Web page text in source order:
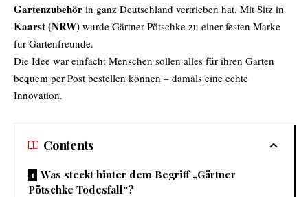
Gartenzubehör in ganz Deutschland vertrieben hat. Mit Sitz in
Kaarst (NRW) wurde Gärtner Pötschke zu einer festen Marke
für Gartenfreunde.
Die Idee war einfach: Menschen sollen alles für ihren Garten
bequem per Post bestellen können – damals eine echte
Innovation.
Contents
Was steckt hinter dem Begriff „Gärtner
Pötschke Todesfall“?